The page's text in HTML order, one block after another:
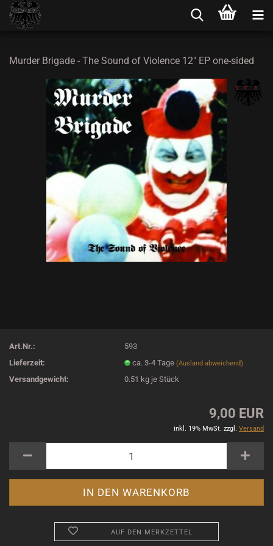
Murder Brigade - The Sound of Violence 12" EP one-sided
Art.Nr.:
593
Lieferzeit:
ca. 3-4 Tage(Ausland abweichend)
Versandgewicht: 0.51 kg je Stück
9,00 EUR
inkl. 19% MwSt. zzgl. Versand
AUF DEN MERKZETTEL